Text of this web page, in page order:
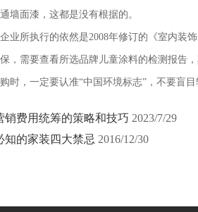
墙面漆，这都是没有根据的。
业所执行的依然是2008年修订的《室内装
，需要查看所选品牌儿童涂料的检测报告
时，一定要认准“中国环境标志”，不要盲目
销费用统筹的策略和技巧 2023/7/29
知的家装四大禁忌 2016/12/30